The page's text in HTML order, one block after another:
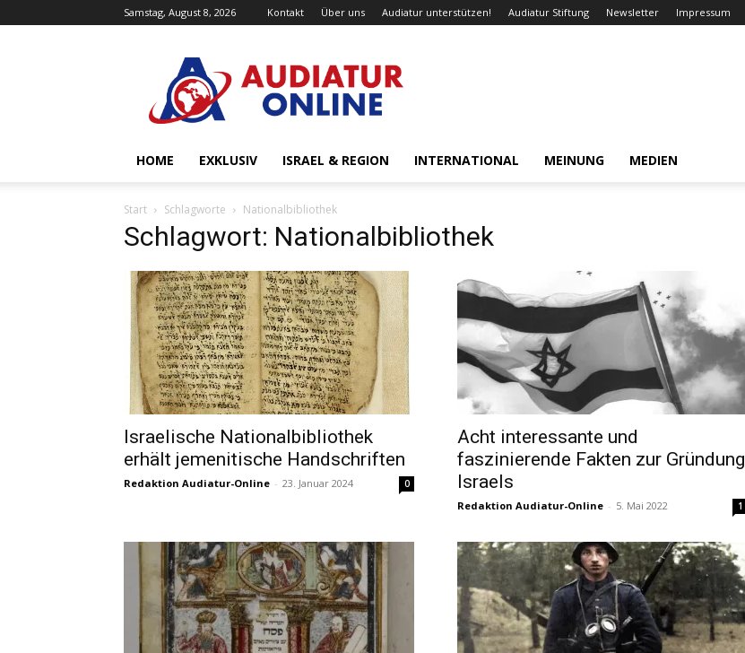
Samstag, August 8, 2026 Kontakt Über uns Audiatur unterstützen! Audiatur Stiftung Newsletter Impressum
Online
HOME EXKLUSIV ISRAEL & REGION INTERNATIONAL MEINUNG MEDIEN
Start Schlagworte Nationalbibliothek
Schlagwort: Nationalbibliothek
Israelische Nationalbibliothek
erhält jemenitische Handschriften
Redaktion Audiatur-Online - 23. Januar 2024 0
Acht interessante und
faszinierende Fakten zur Gründung
Israels
Redaktion Audiatur-Online - 5. Mai 2022 1